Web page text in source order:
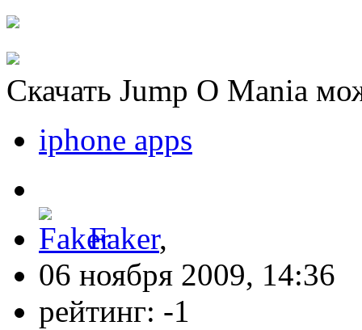
Скачать Jump O Mania
iphone apps
Faker,
06 ноября 2009, 14:36
рейтинг: -1